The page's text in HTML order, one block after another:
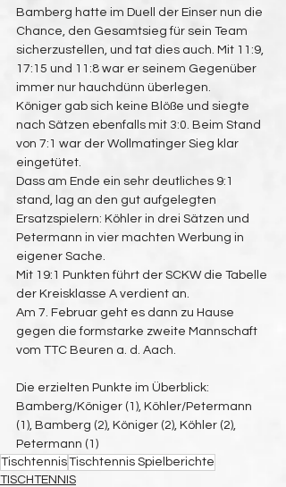
Bamberg hatte im Duell der Einser nun die
Chance, den Gesamtsieg für sein Team
sicherzustellen, und tat dies auch. Mit 11:9,
17:15 und 11:8 war er seinem Gegenüber
immer nur hauchdünn überlegen.
Königer gab sich keine Blöße und siegte
nach Sätzen ebenfalls mit 3:0. Beim Stand
von 7:1 war der Wollmatinger Sieg klar
eingetütet.
Dass am Ende ein sehr deutliches 9:1
stand, lag an den gut aufgelegten
Ersatzspielern: Köhler in drei Sätzen und
Petermann in vier machten Werbung in
eigener Sache.
Mit 19:1 Punkten führt der SCKW die Tabelle
der Kreisklasse A verdient an.
Am 7. Februar geht es dann zu Hause
gegen die formstarke zweite Mannschaft
vom TTC Beuren a. d. Aach.
Die erzielten Punkte im Überblick:
Bamberg/Königer (1), Köhler/Petermann
(1), Bamberg (2), Königer (2), Köhler (2),
Petermann (1)
TischtennisTischtennis Spielberichte
TISCHTENNIS